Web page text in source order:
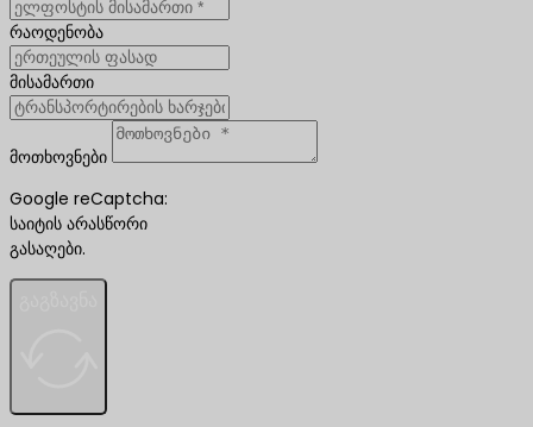
რაოდენობა
მისამართი
მოთხოვნები
Google reCaptcha:
საიტის არასწორი
გასაღები.